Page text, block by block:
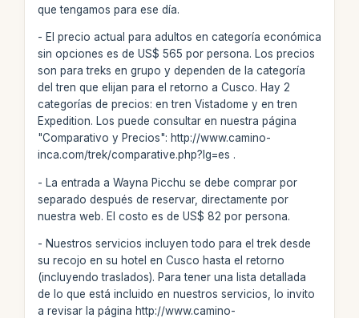
que tengamos para ese día.
- El precio actual para adultos en categoría económica
sin opciones es de US$ 565 por persona. Los precios
son para treks en grupo y dependen de la categoría
del tren que elijan para el retorno a Cusco. Hay 2
categorías de precios: en tren Vistadome y en tren
Expedition. Los puede consultar en nuestra página
"Comparativo y Precios": http://www.camino-
inca.com/trek/comparative.php?lg=es .
- La entrada a Wayna Picchu se debe comprar por
separado después de reservar, directamente por
nuestra web. El costo es de US$ 82 por persona.
- Nuestros servicios incluyen todo para el trek desde
su recojo en su hotel en Cusco hasta el retorno
(incluyendo traslados). Para tener una lista detallada
de lo que está incluido en nuestros servicios, lo invito
a revisar la página http://www.camino-